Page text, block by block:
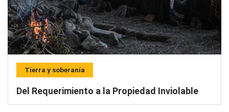
Tierra y soberanía
Del Requerimiento a la Propiedad Inviolable